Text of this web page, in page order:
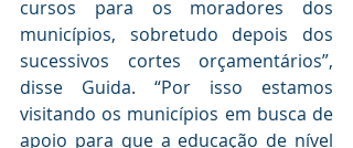
cursos para os moradores dos
municípios, sobretudo depois dos
sucessivos cortes orçamentários”,
disse Guida. “Por isso estamos
visitando os municípios em busca de
apoio para que a educação de nível